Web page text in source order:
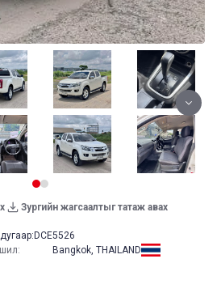
Зургийн жагсаалтыг татаж авах
DCE5526
: Bangkok, THAILAND